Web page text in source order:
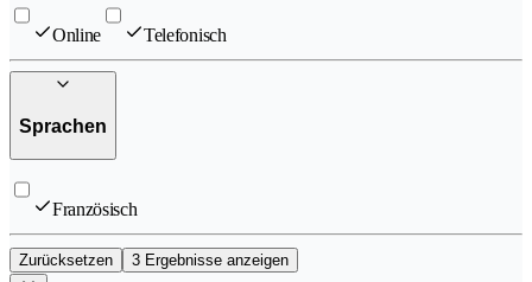
Online Telefonisch
Sprachen
Französisch
Zurücksetzen 3 Ergebnisse anzeigen